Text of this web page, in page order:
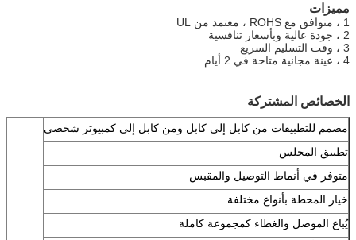
مميزات
1 ، متوافق مع ROHS ، معتمد من UL
2 ، جودة عالية وبأسعار تنافسية
3 ، وقت التسليم السريع
4 ، عينة مجانية متاحة في 2 أيام
الخصائص المشتركة
مصمم للتطبيقات من كابل إلى كابل ومن كابل إلى كمبيوتر شخصي
تطبيق المجلس
متوفر في أنماط التوصيل والمقبس
خيار المحطة بأنواع مختلفة
يُباع الموصل والغطاء كمجموعة كاملة